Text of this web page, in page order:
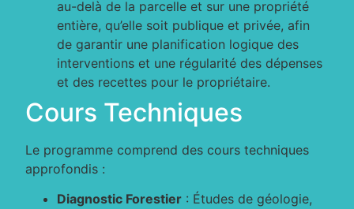
au-delà de la parcelle et sur une propriété
entière, qu’elle soit publique et privée, afin
de garantir une planification logique des
interventions et une régularité des dépenses
et des recettes pour le propriétaire.
Cours Techniques
Le programme comprend des cours techniques
approfondis :
Diagnostic Forestier : Études de géologie,